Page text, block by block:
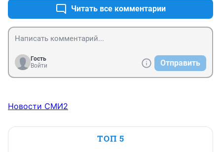
Читать все комментарии
Гость
Войти
Отправить
Новости СМИ2
ТОП 5